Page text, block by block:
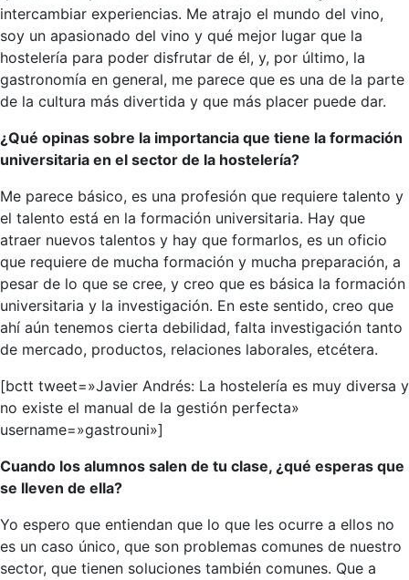
intercambiar experiencias. Me atrajo el mundo del vino,
soy un apasionado del vino y qué mejor lugar que la
hostelería para poder disfrutar de él, y, por último, la
gastronomía en general, me parece que es una de la parte
de la cultura más divertida y que más placer puede dar.
¿Qué opinas sobre la importancia que tiene la formación
universitaria en el sector de la hostelería?
Me parece básico, es una profesión que requiere talento y
el talento está en la formación universitaria. Hay que
atraer nuevos talentos y hay que formarlos, es un oficio
que requiere de mucha formación y mucha preparación, a
pesar de lo que se cree, y creo que es básica la formación
universitaria y la investigación. En este sentido, creo que
ahí aún tenemos cierta debilidad, falta investigación tanto
de mercado, productos, relaciones laborales, etcétera.
[bctt tweet=»Javier Andrés: La hostelería es muy diversa y
no existe el manual de la gestión perfecta»
username=»gastrouni»]
Cuando los alumnos salen de tu clase, ¿qué esperas que
se lleven de ella?
Yo espero que entiendan que lo que les ocurre a ellos no
es un caso único, que son problemas comunes de nuestro
sector, que tienen soluciones también comunes. Que a